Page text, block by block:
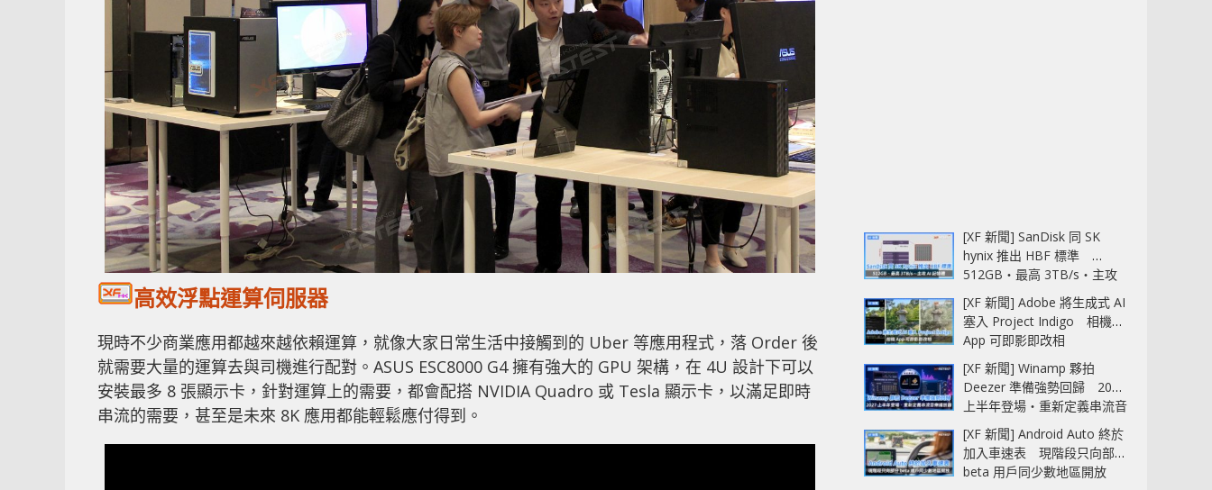
高效浮點運算伺服器
現時不少商業應用都越來越依賴運算，就像大家日常生活中接觸到的 Uber 等應用程式，落 Order 後
就需要大量的運算去與司機進行配對。ASUS ESC8000 G4 擁有強大的 GPU 架構，在 4U 設計下可以
安裝最多 8 張顯示卡，針對運算上的需要，都會配搭 NVIDIA Quadro 或 Tesla 顯示卡，以滿足即時
串流的需要，甚至是未來 8K 應用都能輕鬆應付得到。
[XF 新聞] SanDisk 同 SK
hynix 推出 HBF 標準
512GB‧最高 3TB/s‧主攻
AI 記憶體
[XF 新聞] Adobe 將生成式 AI
塞入 Project Indigo 相機
App 可即影即改相
[XF 新聞] Winamp 夥拍
Deezer 準備強勢回歸 2027
上半年登場‧重新定義串流音
樂播放器
[XF 新聞] Android Auto 終於
加入車速表 現階段只向部分
beta 用戶同少數地區開放